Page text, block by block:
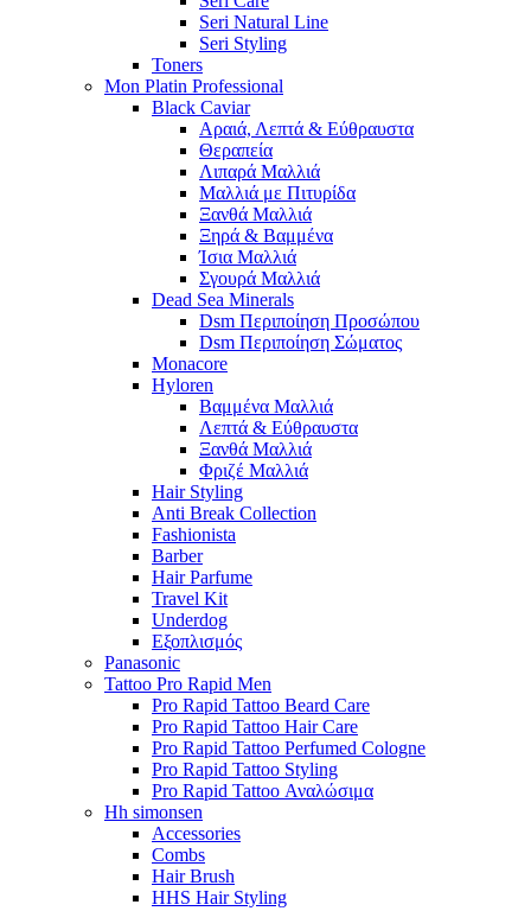
Seri Natural Line
Seri Styling
Toners
Mon Platin Professional
Black Caviar
Αραιά, Λεπτά & Εύθραυστα
Θεραπεία
Λιπαρά Μαλλιά
Μαλλιά με Πιτυρίδα
Ξανθά Μαλλιά
Ξηρά & Βαμμένα
Ίσια Μαλλιά
Σγουρά Μαλλιά
Dead Sea Minerals
Dsm Περιποίηση Προσώπου
Dsm Περιποίηση Σώματος
Monacore
Hyloren
Βαμμένα Μαλλιά
Λεπτά & Εύθραυστα
Ξανθά Μαλλιά
Φριζέ Μαλλιά
Hair Styling
Anti Break Collection
Fashionista
Barber
Hair Parfume
Travel Kit
Underdog
Εξοπλισμός
Panasonic
Tattoo Pro Rapid Men
Pro Rapid Tattoo Beard Care
Pro Rapid Tattoo Hair Care
Pro Rapid Tattoo Perfumed Cologne
Pro Rapid Tattoo Styling
Pro Rapid Tattoo Αναλώσιμα
Hh simonsen
Accessories
Combs
Hair Brush
HHS Hair Styling